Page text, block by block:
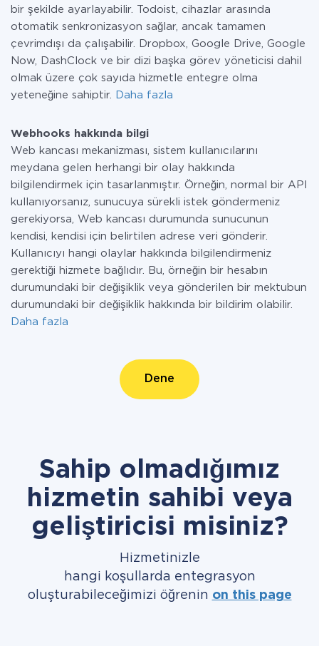
bir şekilde ayarlayabilir. Todoist, cihazlar arasında
otomatik senkronizasyon sağlar, ancak tamamen
çevrimdışı da çalışabilir. Dropbox, Google Drive, Google
Now, DashClock ve bir dizi başka görev yöneticisi dahil
olmak üzere çok sayıda hizmetle entegre olma
yeteneğine sahiptir.
Daha fazla
Webhooks hakkında bilgi
Web kancası mekanizması, sistem kullanıcılarını
meydana gelen herhangi bir olay hakkında
bilgilendirmek için tasarlanmıştır. Örneğin, normal bir API
kullanıyorsanız, sunucuya sürekli istek göndermeniz
gerekiyorsa, Web kancası durumunda sunucunun
kendisi, kendisi için belirtilen adrese veri gönderir.
Kullanıcıyı hangi olaylar hakkında bilgilendirmeniz
gerektiği hizmete bağlıdır. Bu, örneğin bir hesabın
durumundaki bir değişiklik veya gönderilen bir mektubun
durumundaki bir değişiklik hakkında bir bildirim olabilir.
Daha fazla
Dene
Sahip olmadığımız
hizmetin sahibi veya
geliştiricisi misiniz?
Hizmetinizle
hangi koşullarda entegrasyon
oluşturabileceğimizi öğrenin on this page